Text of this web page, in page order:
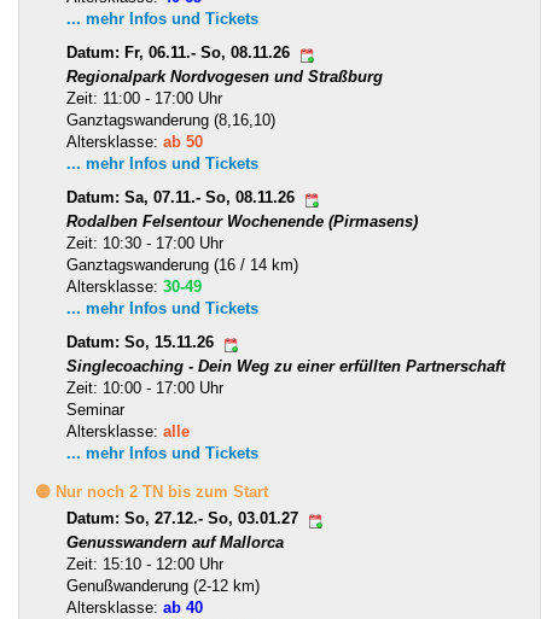
... mehr Infos und Tickets
Datum: Fr, 06.11.- So, 08.11.26
Regionalpark Nordvogesen und Straßburg
Zeit: 11:00 - 17:00 Uhr
Ganztagswanderung (8,16,10)
Altersklasse: ab 50
... mehr Infos und Tickets
Datum: Sa, 07.11.- So, 08.11.26
Rodalben Felsentour Wochenende (Pirmasens)
Zeit: 10:30 - 17:00 Uhr
Ganztagswanderung (16 / 14 km)
Altersklasse: 30-49
... mehr Infos und Tickets
Datum: So, 15.11.26
Singlecoaching - Dein Weg zu einer erfüllten Partnerschaft
Zeit: 10:00 - 17:00 Uhr
Seminar
Altersklasse: alle
... mehr Infos und Tickets
🟡 Nur noch 2 TN bis zum Start
Datum: So, 27.12.- So, 03.01.27
Genusswandern auf Mallorca
Zeit: 15:10 - 12:00 Uhr
Genußwanderung (2-12 km)
Altersklasse: ab 40